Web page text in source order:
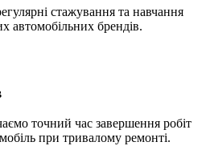
стажування та навчання
автомобільних брендів.
точний час завершення робіт
при тривалому ремонті.